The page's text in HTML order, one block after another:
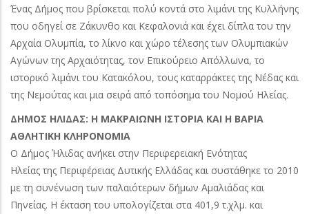
Ένας Δήμος που βρίσκεται πολύ κοντά στο λιμάνι της Κυλλήνης
που οδηγεί σε Ζάκυνθο και Κεφαλονιά και έχει δίπλα του την
Αρχαία Ολυμπία, το λίκνο και χώρο τέλεσης των Ολυμπιακών
Αγώνων της Αρχαιότητας, τον Επικούρειο Απόλλωνα, το
ιστορικό λιμάνι του Κατακόλου, τους καταρράκτες της Νέδας και
της Νεμούτας και μια σειρά από τοπόσημα του Νομού Ηλείας.
ΔΗΜΟΣ ΗΛΙΔΑΣ: Η ΜΑΚΡΑΙΩΝΗ ΙΣΤΟΡΙΑ ΚΑΙ Η ΒΑΡΙΑ
ΑΘΛΗΤΙΚΗ ΚΛΗΡΟΝΟΜΙΑ
Ο Δήμος Ήλιδας ανήκει στην Περιφερειακή Ενότητας
Ηλείας της Περιφέρειας Δυτικής Ελλάδας και συστάθηκε το 2010
με τη συνένωση των παλαιότερων δήμων Αμαλιάδας και
Πηνείας. Η έκταση του υπολογίζεται στα 401,9 τ.χλμ. και